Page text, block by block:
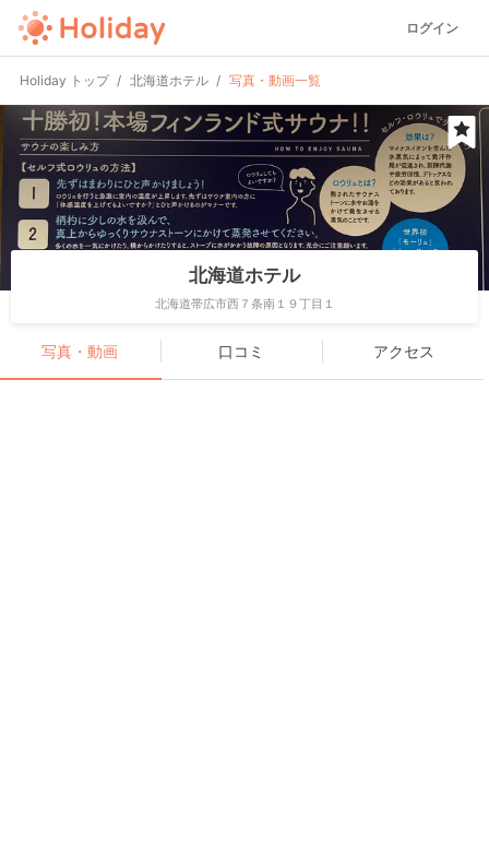
ログイン
Holiday トップ 北海道ホテル 写真・動画一覧
北海道ホテル
北海道帯広市西７条南１９丁目１
写真・動画 口コミ アクセス